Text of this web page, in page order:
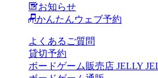
お知らせ
かんたんウェブ予約
よくあるご質問
貸切予約
ボードゲーム販売店 JELLY